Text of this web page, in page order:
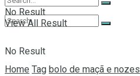
No Result
No Result
View All Result
Home Tag bolo de maçã e nozes